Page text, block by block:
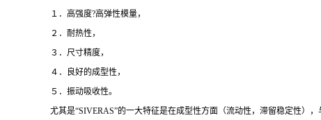
１．高强度?高弹性模量，
２．耐热性，
３．尺寸精度，
４．良好的成型性，
５．振动吸收性。
尤其是“SIVERAS”的一大特征是在成型性方面（流动性，滞留稳定性），